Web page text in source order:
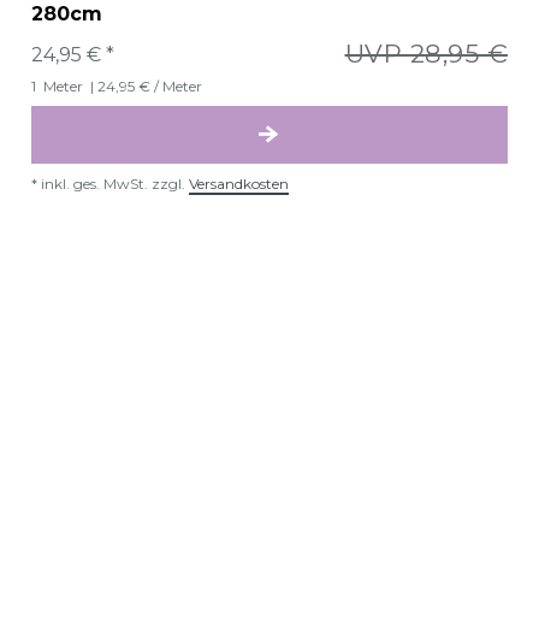
280cm
UVP 28,95 €
24,95 € *
1 Meter | 24,95 € / Meter
* inkl. ges. MwSt. zzgl. Versandkosten